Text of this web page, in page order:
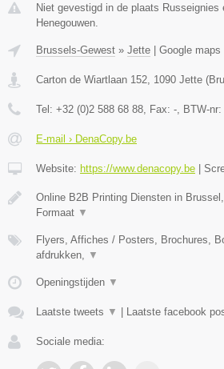
Niet gevestigd in de plaats Russeignies
Henegouwen.
Brussels-Gewest » Jette | Google maps
Carton de Wiartlaan 152 1090 Jette (
Tel: +32 (0)2 588 68 88 , Fax: - , BTW-nr:
E-mail › DenaCopy.be
Website: https://www.denacopy.be |
Online B2B Printing Diensten in
Formaat ▼
Flyers, Affiches / Posters, Brochures,
afdrukken,
▼
Openingstijden ▼
Laatste tweets ▼ | Laatste facebook
Sociale media: